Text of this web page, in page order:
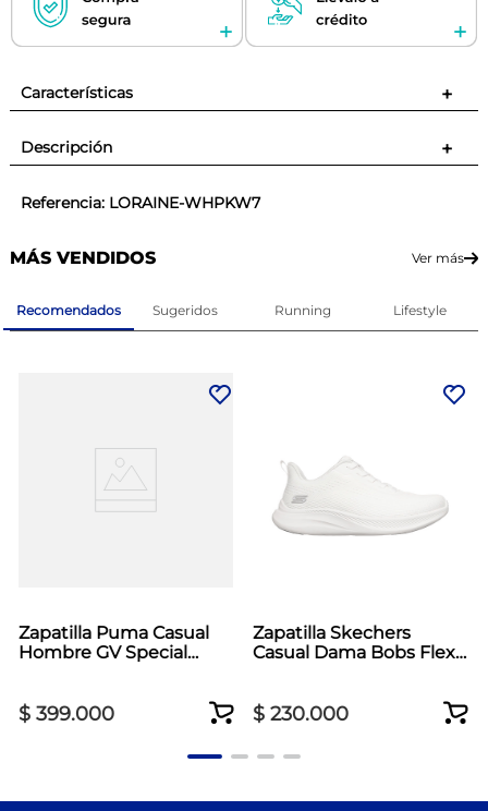
Características +
Descripción +
Referencia: LORAINE-WHPKW7
MÁS VENDIDOS Ver más
Recomendados Sugeridos Running Lifestyle
Zapatilla Puma Casual
Hombre GV Special
$ 399.000
Zapatilla Skechers
Casual Dama Bobs Flex
$ 230.000